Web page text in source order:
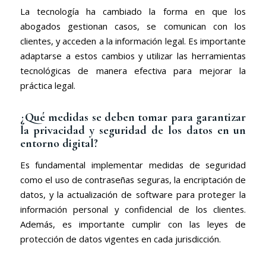
La tecnología ha cambiado la forma en que los
abogados gestionan casos, se comunican con los
clientes, y acceden a la información legal. Es importante
adaptarse a estos cambios y utilizar las herramientas
tecnológicas de manera efectiva para mejorar la
práctica legal.
¿Qué medidas se deben tomar para garantizar
la privacidad y seguridad de los datos en un
entorno digital?
Es fundamental implementar medidas de seguridad
como el uso de contraseñas seguras, la encriptación de
datos, y la actualización de software para proteger la
información personal y confidencial de los clientes.
Además, es importante cumplir con las leyes de
protección de datos vigentes en cada jurisdicción.